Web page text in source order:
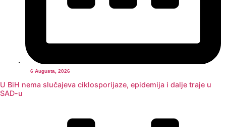
6 Augusta, 2026
U BiH nema slučajeva ciklosporijaze, epidemija i dalje traje u
SAD-u